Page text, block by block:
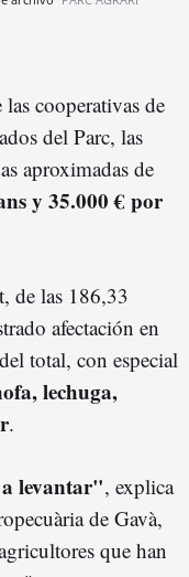
cooperativas de
del Parc, las
aproximadas de
y 35.000 € por
de las 186,33
afectación en
total, con especial
lechuga,
.
levantar", explica
de Gavà,
que han